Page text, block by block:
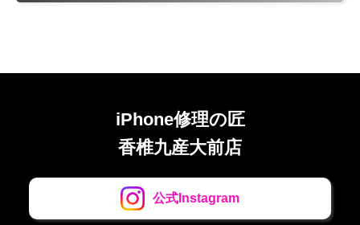
iPhone修理の匠
香椎九産大前店
公式Instagram